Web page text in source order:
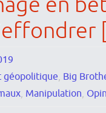
, Big
, Manipulation,